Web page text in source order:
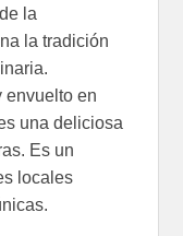
la
la tradición
envuelto en
una deliciosa
Es un
locales